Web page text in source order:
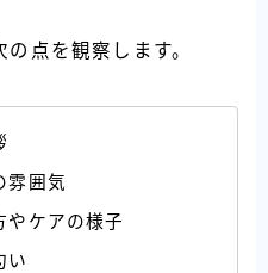
点を観察します。
雰囲気
やケアの様子
い